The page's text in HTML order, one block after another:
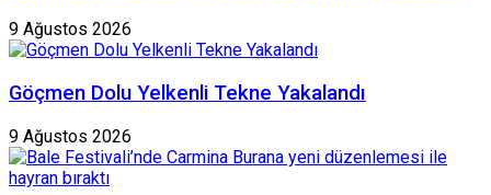
9 Ağustos 2026
Göçmen Dolu Yelkenli Tekne Yakalandı
9 Ağustos 2026